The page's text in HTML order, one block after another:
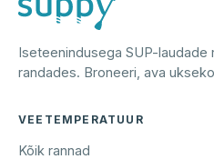
Iseteenindusega SUP-laudade
randades. Broneeri, ava
VEETEMPERATUUR
Kõik rannad